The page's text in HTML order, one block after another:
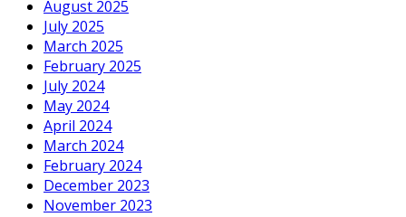
August 2025
July 2025
March 2025
February 2025
July 2024
May 2024
April 2024
March 2024
February 2024
December 2023
November 2023